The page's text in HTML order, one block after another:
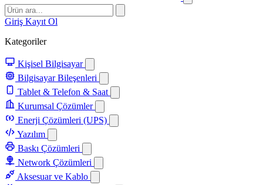
Giriş Kayıt Ol
Kategoriler
Kişisel Bilgisayar
Bilgisayar Bileşenleri
Tablet & Telefon & Saat
Kurumsal Çözümler
Enerji Çözümleri (UPS)
Yazılım
Baskı Çözümleri
Network Çözümleri
Aksesuar ve Kablo